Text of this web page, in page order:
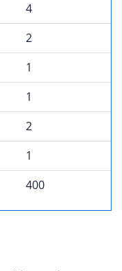
4
2
1
1
2
1
400